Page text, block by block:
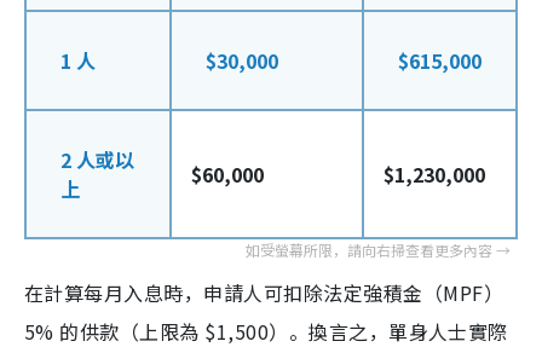
1 人 $30,000 $615,000
2 人或以
上
$60,000 $1,230,000
在計算每月入息時，申請人可扣除法定強積金（MPF）
5% 的供款（上限為 $1,500）。換言之，單身人士實際